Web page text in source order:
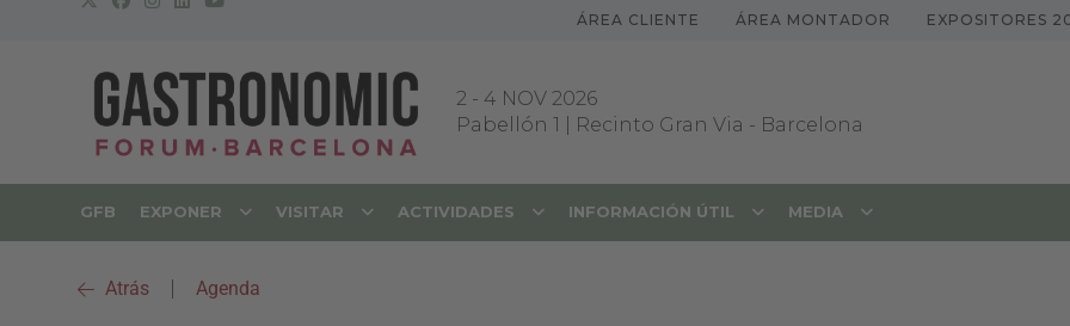
ÁREA CLIENTE ÁREA MONTADOR EXPOSITORES
2 - 4 NOV 2026
Pabellón 1 | Recinto Gran Via - Barcelona
GFB EXPONER VISITAR ACTIVIDADES INFORMACIÓN ÚTIL MEDIA
Atrás Agenda